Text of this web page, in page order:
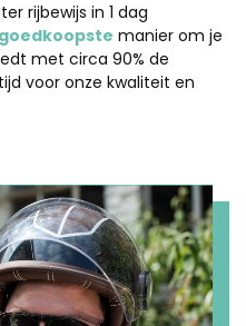
rijbewijs in 1 dag
goedkoopste manier om je
met circa 90% de
voor onze kwaliteit en